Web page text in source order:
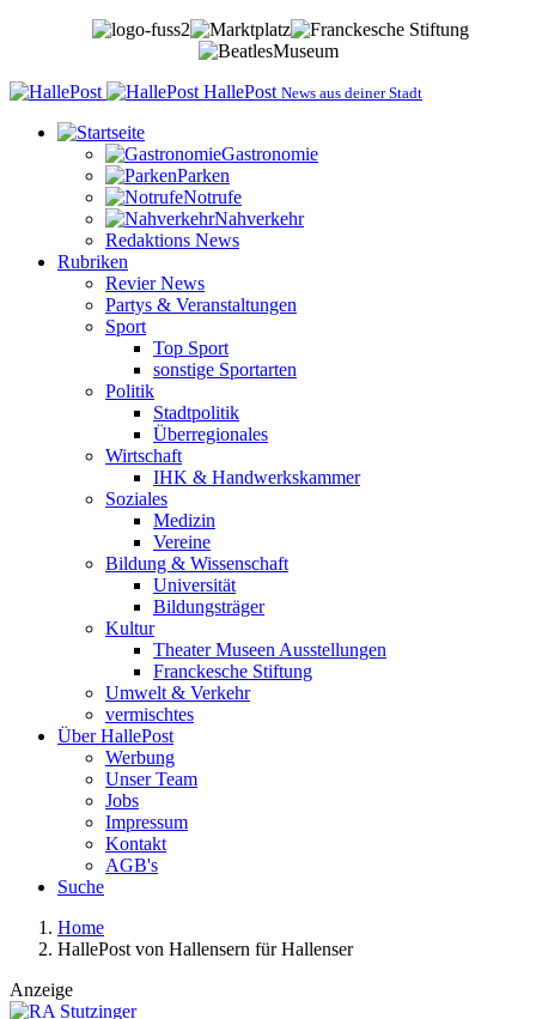
HallePost News aus deiner Stadt
Gastronomie
Parken
Notrufe
Nahverkehr
Redaktions News
Rubriken
Revier News
Partys & Veranstaltungen
Sport
Top Sport
sonstige Sportarten
Politik
Stadtpolitik
Überregionales
Wirtschaft
IHK & Handwerkskammer
Soziales
Medizin
Vereine
Bildung & Wissenschaft
Universität
Bildungsträger
Kultur
Theater Museen Ausstellungen
Franckesche Stiftung
Umwelt & Verkehr
vermischtes
Über HallePost
Werbung
Unser Team
Jobs
Impressum
Kontakt
AGB's
Suche
Home
HallePost von Hallensern für Hallenser
Anzeige